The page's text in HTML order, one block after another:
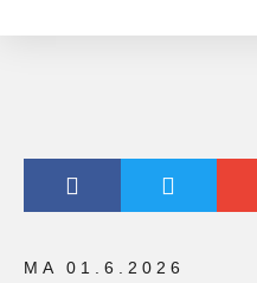
MA 01.6.2026